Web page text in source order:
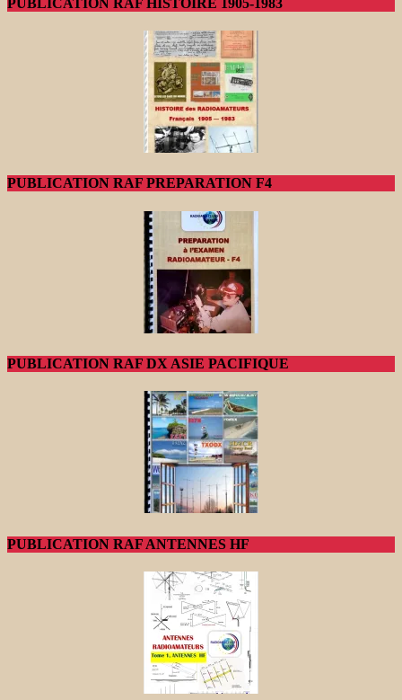
PUBLICATION RAF HISTOIRE 1905-1983
PUBLICATION RAF PREPARATION F4
PUBLICATION RAF DX ASIE PACIFIQUE
PUBLICATION RAF ANTENNES HF